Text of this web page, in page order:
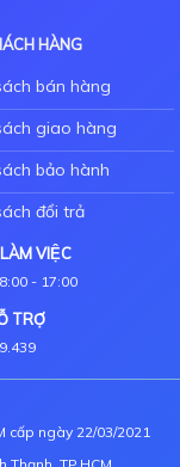
HÀNG
bán hàng
giao hàng
bảo hành
đổi trả
VIỆC
- 17:00
TRỢ
cấp ngày 22/03/2021